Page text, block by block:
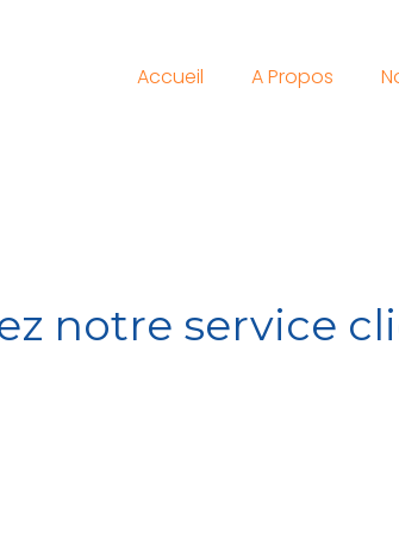
Accueil A Propos
notre service